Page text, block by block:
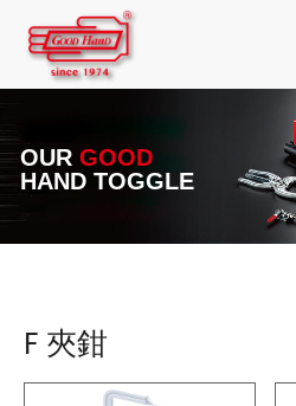
OUR GOOD
HAND TOGGLE
F 夾鉗